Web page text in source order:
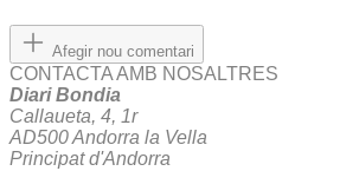
Afegir nou comentari
CONTACTA AMB NOSALTRES
Diari Bondia
Callaueta, 4, 1r
AD500 Andorra la Vella
Principat d'Andorra